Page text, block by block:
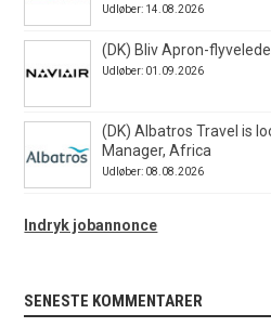
Udløber: 14.08.2026
(DK) Bliv Apron-
Udløber: 01.09.2026
(DK) Albatros Travel is
Manager, Africa
Udløber: 08.08.2026
Indryk jobannonce
SENESTE KOMMENTARER